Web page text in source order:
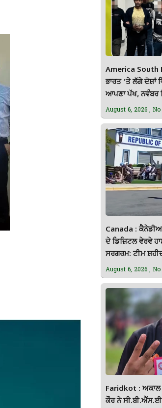
America South
ਭਾਰਤ ‘ਤੇ ਲੱਗੇ ਦੋਸ਼ਾਂ
ਆਪਣਾ ਪੱਖ, ਨਵੰਬਰ
August 6, 2026
Canada :
ਦੇ ਡਿਜ਼ਿਟਲ ਵੇਰਵੇ
ਸਰਗਰਮ: ਟੀਮ
August 6, 2026
Faridkot : ਅਕਾਲ
ਕੌਰ ਨੇ